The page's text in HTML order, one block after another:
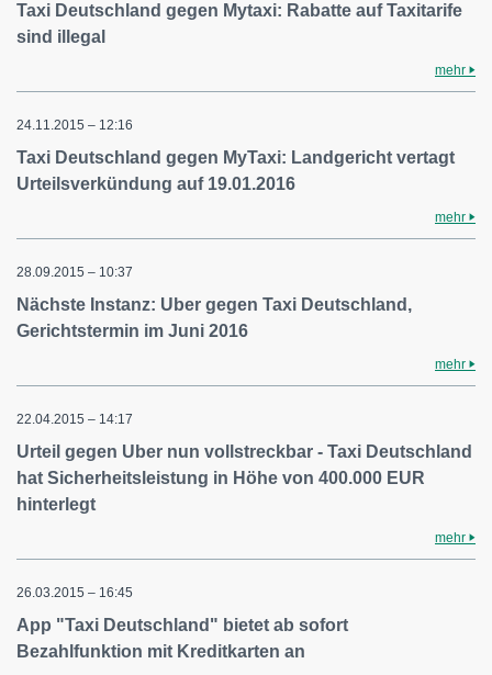
Taxi Deutschland gegen Mytaxi: Rabatte auf Taxitarife
sind illegal
mehr
24.11.2015 – 12:16
Taxi Deutschland gegen MyTaxi: Landgericht vertagt
Urteilsverkündung auf 19.01.2016
mehr
28.09.2015 – 10:37
Nächste Instanz: Uber gegen Taxi Deutschland,
Gerichtstermin im Juni 2016
mehr
22.04.2015 – 14:17
Urteil gegen Uber nun vollstreckbar - Taxi Deutschland
hat Sicherheitsleistung in Höhe von 400.000 EUR
hinterlegt
mehr
26.03.2015 – 16:45
App "Taxi Deutschland" bietet ab sofort
Bezahlfunktion mit Kreditkarten an